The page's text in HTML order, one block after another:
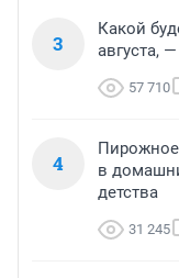
3
Какой
августа,
57 710
4
Пирожное
в
детства
31 245